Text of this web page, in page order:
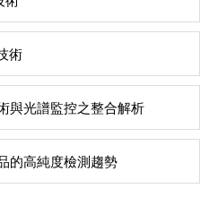
術
與光譜監控之整合解析
的高純度檢測趨勢